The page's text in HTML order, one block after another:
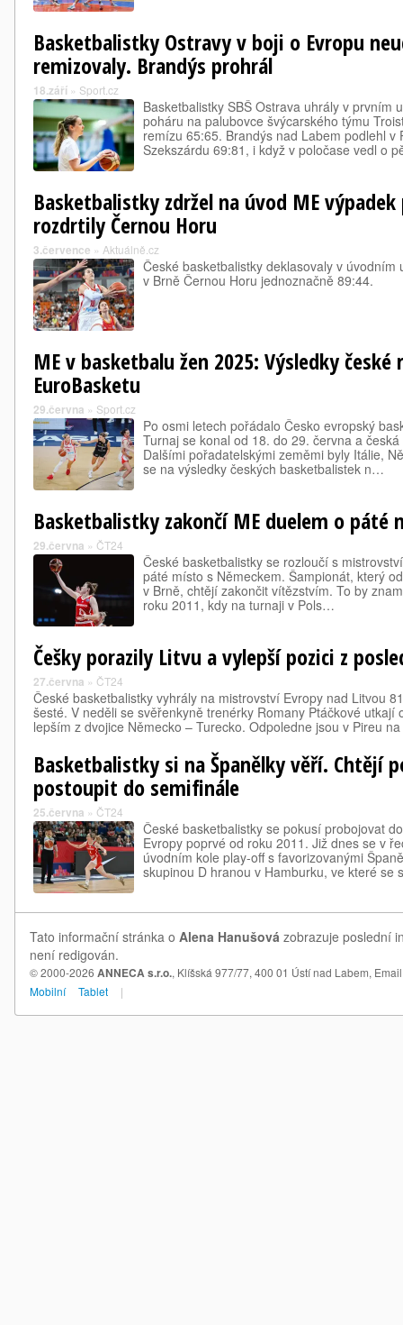
Basketbalistky Ostravy v boji o Evropu
remizovaly. Brandýs prohrál
18.září » Sport.cz
Basketbalistky SBŠ Ostrava uhrály v prvním
poháru na palubovce švýcarského týmu
remízu 65:65. Brandýs nad Labem podlehl v
Szekszárdu 69:81, i když v poločase vedl o
Basketbalistky zdržel na úvod ME
rozdrtily Černou Horu
3.července » Aktuálně.cz
České basketbalistky deklasovaly v
v Brně Černou Horu jednoznačně 89:44.
ME v basketbalu žen 2025: Výsledky české
EuroBasketu
29.června » Sport.cz
Po osmi letech pořádalo Česko evropský
Turnaj se konal od 18. do 29. června a
Dalšími pořadatelskými zeměmi byly Itálie,
se na výsledky českých basketbalistek n…
Basketbalistky zakončí ME duelem o páté
29.června » ČT24
České basketbalistky se rozloučí s
páté místo s Německem. Šampionát, který
v Brně, chtějí zakončit vítězstvím. To by
roku 2011, kdy na turnaji v Pols…
Češky porazily Litvu a vylepší pozici z
27.června » ČT24
České basketbalistky vyhrály na mistrovství Evropy nad Litvou
šesté. V neděli se svěřenkyně trenérky Romany Ptáčkové utkají
lepším z dvojice Německo – Turecko. Odpoledne jsou v Pireu
Basketbalistky si na Španělky věří. Chtějí
postoupit do semifinále
25.června » ČT24
České basketbalistky se pokusí probojovat
Evropy poprvé od roku 2011. Již dnes se v
úvodním kole play-off s favorizovanými
skupinou D hranou v Hamburku, ve které se
Tato informační stránka o Alena Hanušová zobrazuje poslední
není redigován.
© 2000-2026 ANNECA s.r.o., Klíšská 977/77, 400 01 Ústí nad Labem,
Mobilní
Tablet |